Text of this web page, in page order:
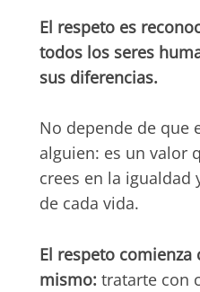
El respeto es
todos los seres
sus diferencias.
No depende de que
alguien: es un valor
crees en la igualdad
de cada vida.
El respeto comienza
mismo: tratarte con